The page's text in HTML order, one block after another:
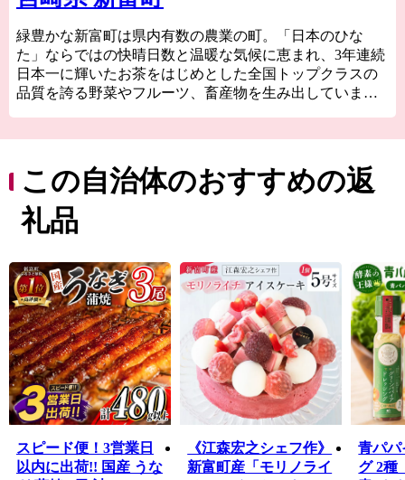
緑豊かな新富町は県内有数の農業の町。「日本のひな
た」ならではの快晴日数と温暖な気候に恵まれ、3年連続
日本一に輝いたお茶をはじめとした全国トップクラスの
品質を誇る野菜やフルーツ、畜産物を生み出していま
チ」のブランドは、各種メディアに取り上げられたほ
か、銀座の一流菓子店に愛用されるなど、全国的に高い
知名度を得ています。
物・アカウミガメの貴重な産卵地。日本遺産に選定され
た古墳群や、400年の時を越えて受け継がれている神楽が
地域に息づいており、歴史の色濃いふるさとでもありま
す。
また、新富町は全国と比較しても若い農家が多く、新し
い農業への取り組みが活発な自治体です。「100年先も続
く農業」を確立するため、昔ながらの農業からアグリテ
ック（農業×IT）まで、さまざまなスタイルの農業が行わ
れています。
富んでいく町です。
この自治体のおすすめの返
礼品
スピード便！3営業日
以内に出荷!! 国産 うな
《江森宏之シェフ作》
新富町産「モリノライ
青パパ
グ 2種